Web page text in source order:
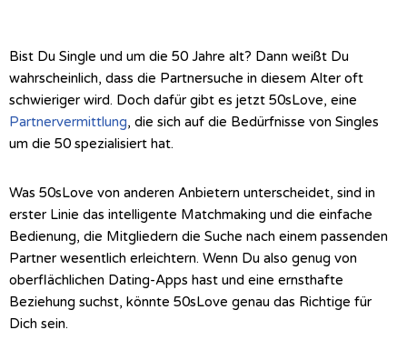
Bist Du Single und um die 50 Jahre alt? Dann weißt Du
wahrscheinlich, dass die Partnersuche in diesem Alter oft
schwieriger wird. Doch dafür gibt es jetzt 50sLove, eine
Partnervermittlung, die sich auf die Bedürfnisse von Singles
um die 50 spezialisiert hat.
Was 50sLove von anderen Anbietern unterscheidet, sind in
erster Linie das intelligente Matchmaking und die einfache
Bedienung, die Mitgliedern die Suche nach einem passenden
Partner wesentlich erleichtern. Wenn Du also genug von
oberflächlichen Dating-Apps hast und eine ernsthafte
Beziehung suchst, könnte 50sLove genau das Richtige für
Dich sein.